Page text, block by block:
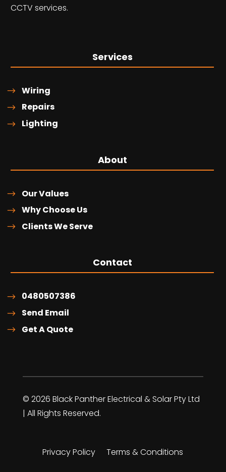
CCTV services.
Services
Wiring
Repairs
Lighting
About
Our Values
Why Choose Us
Clients We Serve
Contact
0480507386
Send Email
Get A Quote
© 2026 Black Panther Electrical & Solar Pty Ltd
| All Rights Reserved.
Privacy Policy Terms & Conditions